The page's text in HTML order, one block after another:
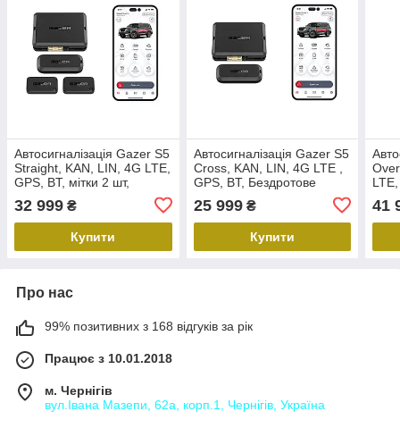
Автосигналізація Gazer S5
Straight, KAN, LIN, 4G LTE,
GPS, BT, мітки 2 шт,
32 999 ₴
Купити
Автосигналізація Gazer S5
Cross, KAN, LIN, 4G LTE ,
GPS, BT, Бездротове
25 999₴
Купити
41
Про нас
99% позитивних з 168 відгуків за рік
Працює з 10.01.2018
м. Чернігів
вул.Івана Мазепи, 62а, корп.1, Чернігів, Україна